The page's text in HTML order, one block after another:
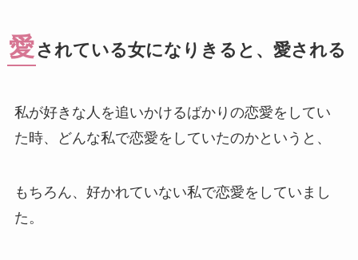
愛 されている女になりきると、愛される
私が好きな人を追いかけるばかりの恋愛をしてい
た時、どんな私で恋愛をしていたのかというと、
もちろん、好かれていない私で恋愛をしていまし
た。